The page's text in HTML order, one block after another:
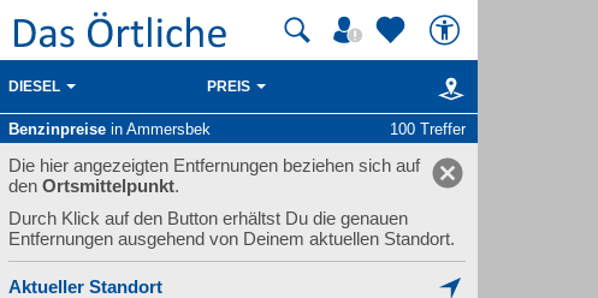
DIESEL PREIS
Benzinpreise in Ammersbek 100 Treffer
Die hier angezeigten Entfernungen beziehen sich auf
den Ortsmittelpunkt.
Durch Klick auf den Button erhältst Du die genauen
Entfernungen ausgehend von Deinem aktuellen Standort.
Aktueller Standort